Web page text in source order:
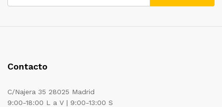
Contacto
C/Najera 35 28025 Madrid
9:00-18:00 L a V | 9:00-13:00 S